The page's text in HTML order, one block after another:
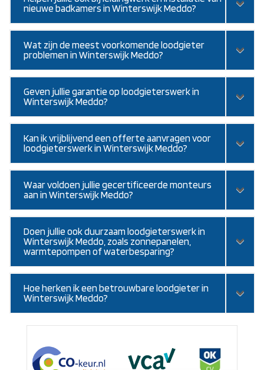
nieuwe badkamers in Winterswijk Meddo?
Wat zijn de meest voorkomende loodgieter
problemen in Winterswijk Meddo?
Geven jullie garantie op loodgieterswerk in
Winterswijk Meddo?
Kan ik vrijblijvend een offerte aanvragen voor
loodgieterswerk in Winterswijk Meddo?
Waar voldoen jullie gecertificeerde monteurs
aan in Winterswijk Meddo?
Doen jullie ook duurzaam loodgieterswerk in
Winterswijk Meddo, zoals zonnepanelen,
warmtepompen of waterbesparing?
Hoe herken ik een betrouwbare loodgieter in
Winterswijk Meddo?